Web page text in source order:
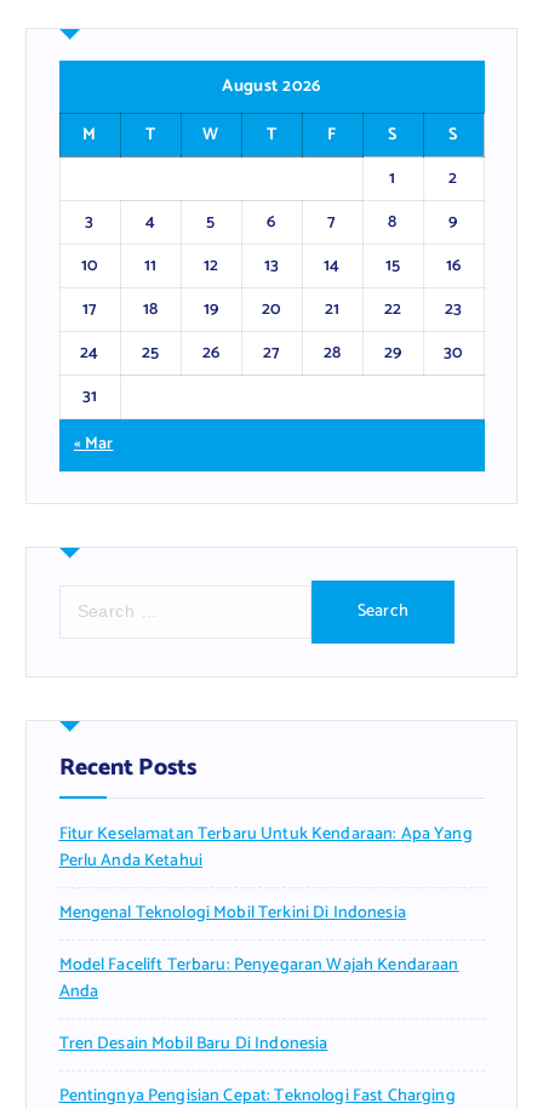
August 2026
M
T W T F S
S
1
2
3
4 5 6 7 8
9
10
11 12 13 14 15
16
17
18 19 20 21 22
23
24
25 26 27 28 29
30
31
« Mar
r
h
f
o
:
Recent Posts
Fitur Keselamatan Terbaru Untuk Kendaraan: Apa Yang
Perlu Anda Ketahui
Mengenal Teknologi Mobil Terkini Di Indonesia
Model Facelift Terbaru: Penyegaran Wajah Kendaraan
Anda
Tren Desain Mobil Baru Di Indonesia
Pentingnya Pengisian Cepat: Teknologi Fast Charging